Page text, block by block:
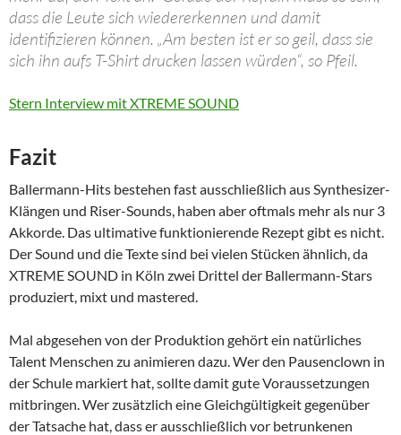
dass die Leute sich wiedererkennen und damit
identifizieren können. „Am besten ist er so geil, dass sie
sich ihn aufs T-Shirt drucken lassen würden“, so Pfeil.
Stern Interview mit XTREME SOUND
Fazit
Ballermann-Hits bestehen fast ausschließlich aus Synthesizer-
Klängen und Riser-Sounds, haben aber oftmals mehr als nur 3
Akkorde. Das ultimative funktionierende Rezept gibt es nicht.
Der Sound und die Texte sind bei vielen Stücken ähnlich, da
XTREME SOUND in Köln zwei Drittel der Ballermann-Stars
produziert, mixt und mastered.
Mal abgesehen von der Produktion gehört ein natürliches
Talent Menschen zu animieren dazu. Wer den Pausenclown in
der Schule markiert hat, sollte damit gute Voraussetzungen
mitbringen. Wer zusätzlich eine Gleichgültigkeit gegenüber
der Tatsache hat, dass er ausschließlich vor betrunkenen